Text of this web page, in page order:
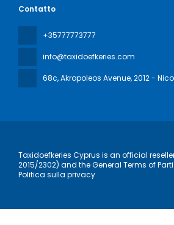
Contatto
+35777773777
info@taxidoefkeries.com
68c, Akropoleos Avenue, 2012 -
Taxidoefkeries Cyprus is an official
2015/2302) and the General Terms of
Politica sulla privacy